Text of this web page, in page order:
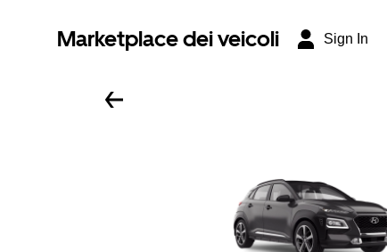
Marketplace dei veicoli Sign In